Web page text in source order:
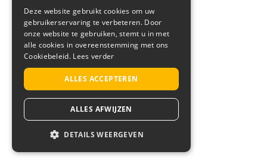
Deze website gebruikt cookies om uw
gebruikerservaring te verbeteren. Door
onze website te gebruiken, stemt u in met
alle cookies in overeenstemming met ons
Cookiebeleid. Lees verder
ALLES ACCEPTEREN
ALLES AFWIJZEN
DETAILS WEERGEVEN
STRIKT NOODZAKELIJK